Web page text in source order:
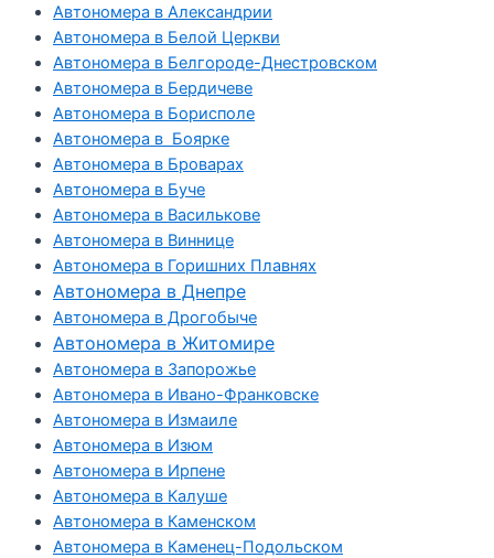
Автономера в Александрии
Автономера в Белой Церкви
Автономера в Белгороде-Днестровском
Автономера в Бердичеве
Автономера в Борисполе
Автономера в Боярке
Автономера в Броварах
Автономера в Буче
Автономера в Василькове
Автономера в Виннице
Автономера в Горишних Плавнях
Автономера в Днепре
Автономера в Дрогобыче
Автономера в Житомире
Автономера в Запорожье
Автономера в Ивано-Франковске
Автономера в Измаиле
Автономера в Изюм
Автономера в Ирпене
Автономера в Калуше
Автономера в Каменском
Автономера в Каменец-Подольском